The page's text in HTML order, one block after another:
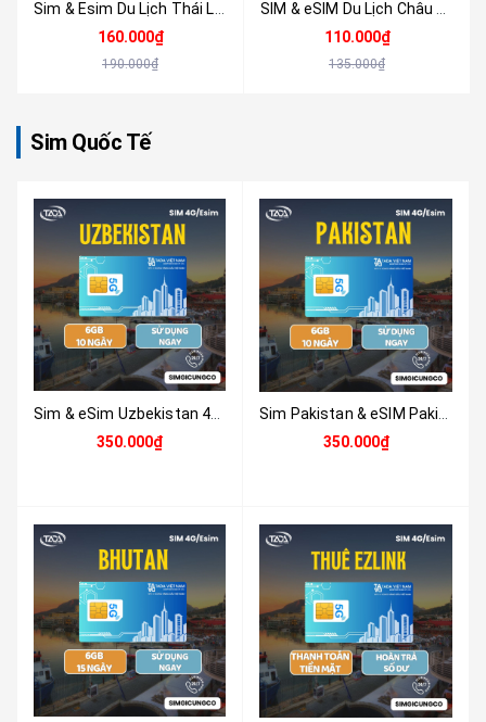
160.000₫
190.000₫
110.000₫
135.000₫
Sim Quốc Tế
350.000₫
350.000₫